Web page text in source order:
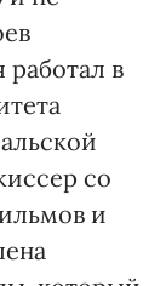
работал в
со
и